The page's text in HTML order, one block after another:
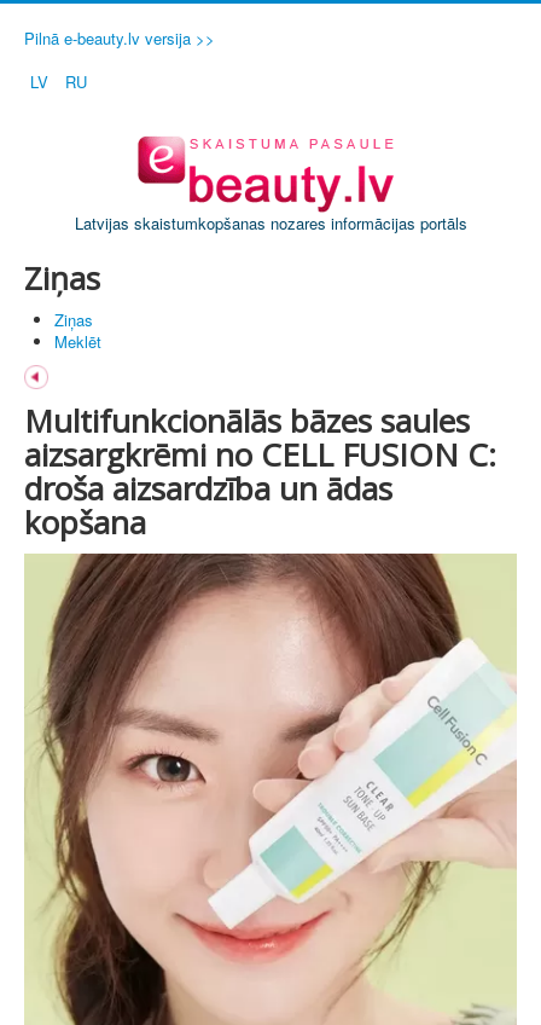
Pilnā e-beauty.lv versija >>
LV
RU
Latvijas skaistumkopšanas nozares informācijas portāls
Ziņas
Ziņas
Meklēt
Multifunkcionālās bāzes saules
aizsargkrēmi no CELL FUSION C:
droša aizsardzība un ādas
kopšana